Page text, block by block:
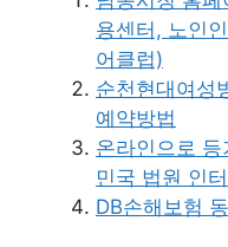
용센터, 노인
어클럽)
순천현대여성
예약방법
온라인으로
민국 법원 인
DB손해보험